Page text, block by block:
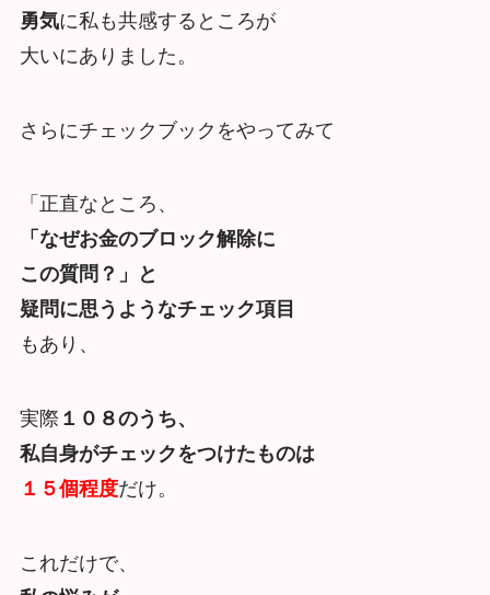
勇気に私も共感するところが
大いにありました。
さらにチェックブックをやってみて
「正直なところ、
「なぜお金のブロック解除に
この質問？」と
疑問に思うようなチェック項目
もあり、
実際 １０８のうち、
私自身がチェックをつけたものは
１５個程度だけ。
これだけで、